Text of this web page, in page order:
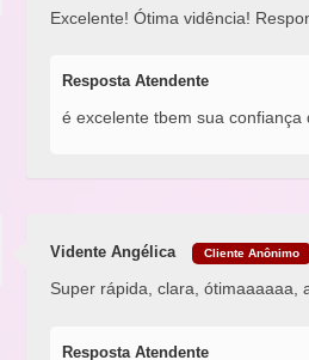
Excelente! Ótima vidência!
Resposta Atendente
é excelente tbem sua
Vidente Angélica Cliente Anônimo
Super rápida, clara, ótimaaaaaa,
Resposta Atendente